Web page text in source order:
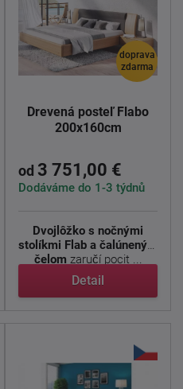
doprava
zdarma
Drevená posteľ Flabo
200x160cm
od 3 751,00 €
Dodáváme do 1-3 týdnů
Dvojlôžko s nočnými
stolíkmi Flab a čalúneným
čelom zaručí pocit ...
Detail